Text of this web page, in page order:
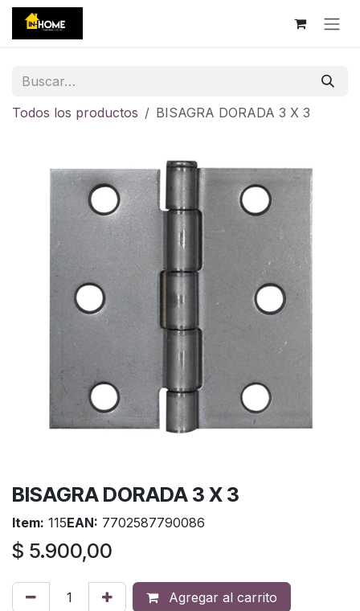
Ir al contenido
Todos los productos BISAGRA DORADA 3 X 3
BISAGRA DORADA 3 X 3
Item: 115EAN: 7702587790086
$ 5.900,00
Agregar al carrito